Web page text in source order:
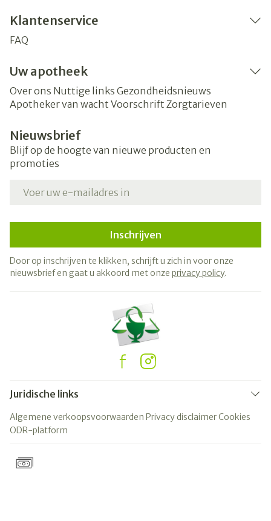
Klantenservice
FAQ
Uw apotheek
Over ons Nuttige links Gezondheidsnieuws
Apotheker van wacht Voorschrift Zorgtarieven
Nieuwsbrief
Blijf op de hoogte van nieuwe producten en
promoties
Inschrijven
Door op inschrijven te klikken, schrijft u zich in voor onze
nieuwsbrief en gaat u akkoord met onze privacy policy.
Juridische links
Algemene verkoopsvoorwaarden Privacy disclaimerCookies
ODR-platform